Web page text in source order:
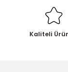
Kaliteli